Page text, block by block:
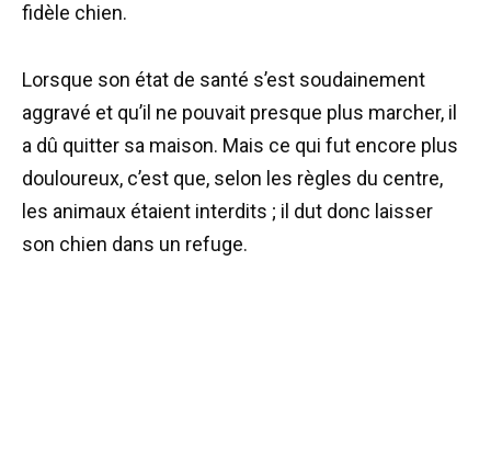
fidèle chien.
Lorsque son état de santé s’est soudainement
aggravé et qu’il ne pouvait presque plus marcher, il
a dû quitter sa maison. Mais ce qui fut encore plus
douloureux, c’est que, selon les règles du centre,
les animaux étaient interdits ; il dut donc laisser
son chien dans un refuge.